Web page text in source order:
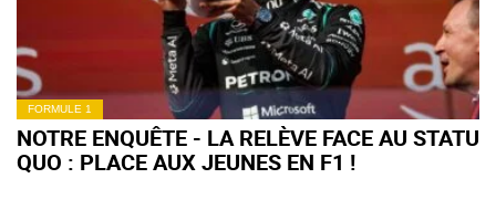
FORMULE 1
NOTRE ENQUÊTE - LA RELÈVE FACE AU STATU
QUO : PLACE AUX JEUNES EN F1 !